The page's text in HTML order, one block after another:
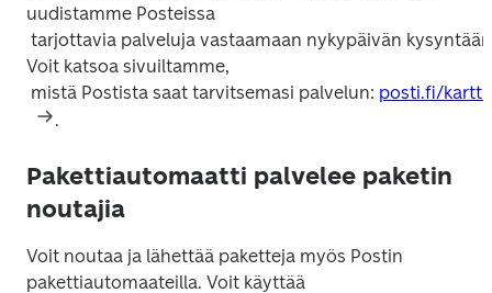
uudistamme Posteissa
Voit katsoa sivuiltamme,
mistä Postista saat tarvitsemasi palvelun: posti.fi/kartta
Pakettiautomaatti palvelee paketin
noutajia
Voit noutaa ja lähettää paketteja myös Postin
pakettiautomaateilla. Voit käyttää